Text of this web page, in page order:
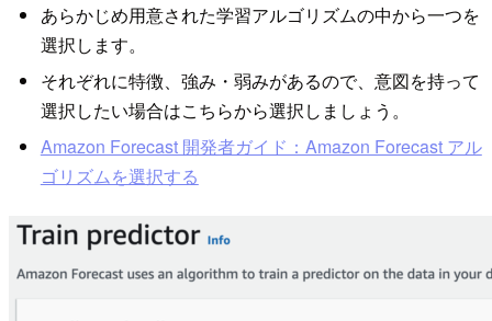
あらかじめ用意された学習アルゴリズムの中から一つを
選択します。
それぞれに特徴、強み・弱みがあるので、意図を持って
選択したい場合はこちらから選択しましょう。
Amazon Forecast 開発者ガイド：Amazon Forecast アル
ゴリズムを選択する